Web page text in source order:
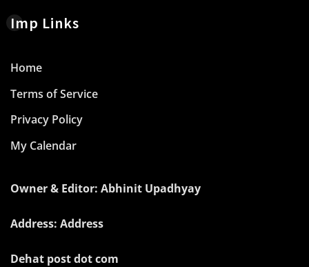
Imp Links
Home
Terms of Service
Privacy Policy
My Calendar
Owner & Editor: Abhinit Upadhyay
Address: Address
Dehat post dot com